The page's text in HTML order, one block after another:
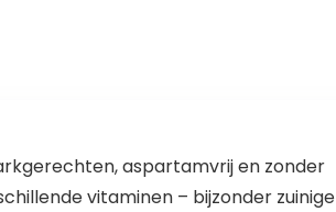
aspartamvrij en zonder
vitaminen – bijzonder zuinige